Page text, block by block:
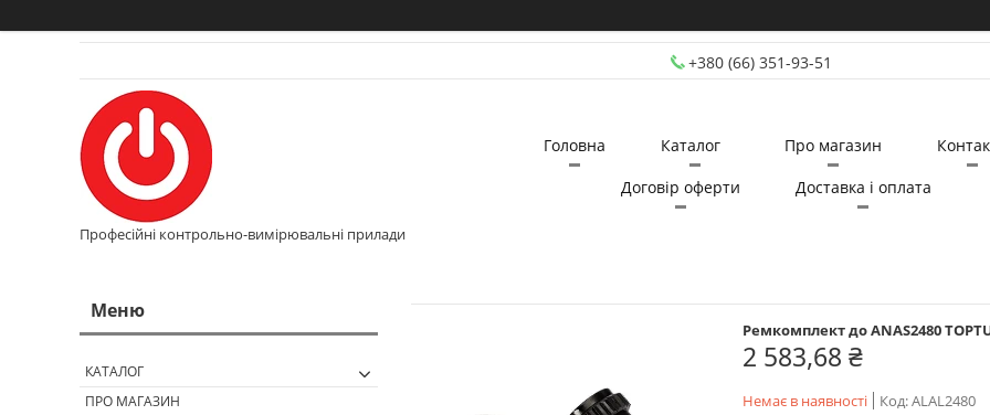
+380 (66) 351-93-51
Професійні контрольно-вимірювальні прилади
Головна Каталог Про магазин
Договір оферти
Доставка і оплата
Ремкомплект до ANAS2480
2 583,68 ₴
Немає в наявності Код:ALAL2480
КАТАЛОГ
ПРО МАГАЗИН